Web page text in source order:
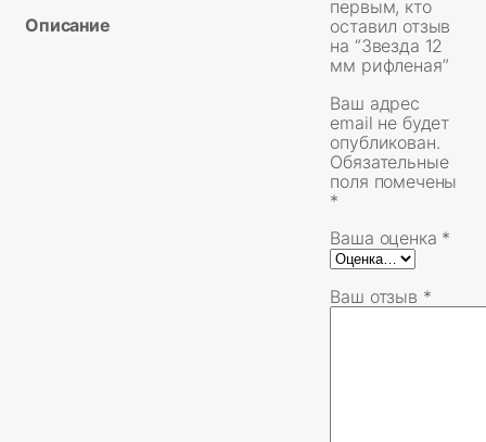
мм
Описание
первым, кто
оставил отзыв
на “Звезда 12
мм рифленая”
Ваш адрес
email не будет
опубликован.
Обязательные
поля помечены
*
Ваша оценка *
Ваш отзыв *